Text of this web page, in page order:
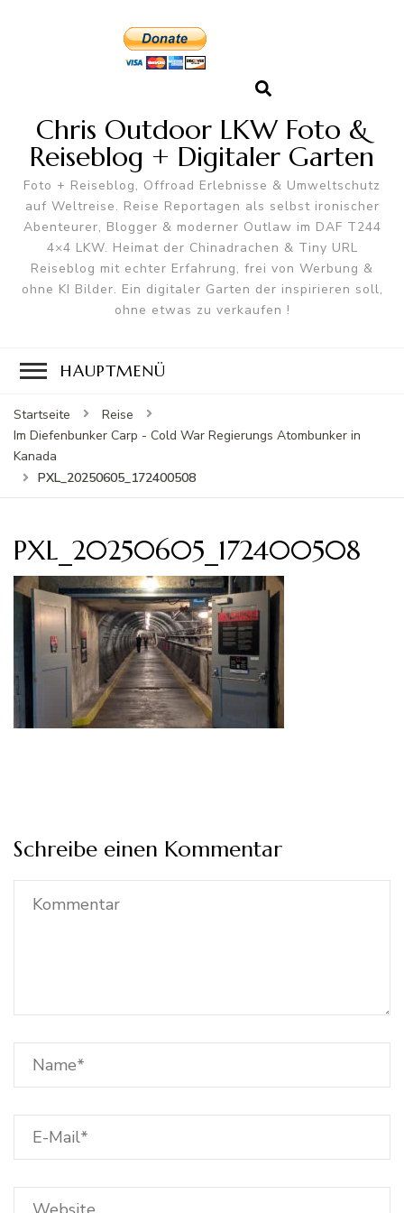
Chris Outdoor LKW Foto &
Reiseblog + Digitaler Garten
Foto + Reiseblog, Offroad Erlebnisse & Umweltschutz
auf Weltreise. Reise Reportagen als selbst ironischer
Abenteurer, Blogger & moderner Outlaw im DAF T244
4×4 LKW. Heimat der Chinadrachen & Tiny URL
Reiseblog mit echter Erfahrung, frei von Werbung &
ohne KI Bilder. Ein digitaler Garten der inspirieren soll,
ohne etwas zu verkaufen !
HAUPTMENÜ
Startseite
Reise
Im Diefenbunker Carp - Cold War Regierungs Atombunker in
Kanada
PXL_20250605_172400508
PXL_20250605_172400508
Schreibe einen Kommentar